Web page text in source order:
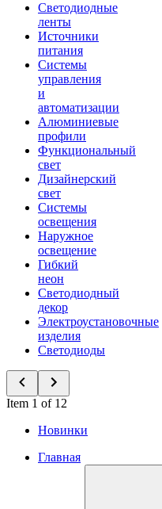
Светодиодные
ленты
Источники
питания
Системы
управления
и
автоматизации
Алюминиевые
профили
Функциональный
свет
Дизайнерский
свет
Системы
освещения
Наружное
освещение
Гибкий
неон
Светодиодный
декор
Электроустановочные
изделия
Светодиоды
Item 1 of 12
Новинки
Главная